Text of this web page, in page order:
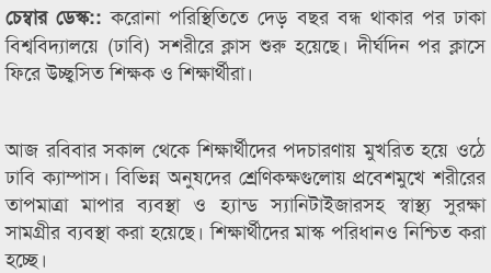
চেম্বার ডেস্ক::করোনা পরিস্থিতিতে দেড় বছর বন্ধ থাকার পর ঢাকা
বিশ্ববিদ্যালয়ে (ঢাবি) সশরীরে ক্লাস শুরু হয়েছে। দীর্ঘদিন পর ক্লাসে
ফিরে উচ্ছ্বসিত শিক্ষক ও শিক্ষার্থীরা।
আজ রবিবার সকাল থেকে শিক্ষার্থীদের পদচারণায় মুখরিত হয়ে ওঠে
ঢাবি ক্যাম্পাস। বিভিন্ন অনুষদের শ্রেণিকক্ষগুলোয় প্রবেশমুখে শরীরের
তাপমাত্রা মাপার ব্যবস্থা ও হ্যান্ড স্যানিটাইজারসহ স্বাস্থ্য সুরক্ষা
সামগ্রীর ব্যবস্থা করা হয়েছে। শিক্ষার্থীদের মাস্ক পরিধানও নিশ্চিত করা
হচ্ছে।